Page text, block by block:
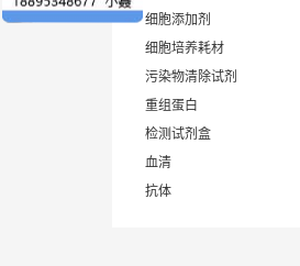
细胞添加剂
细胞培养耗材
污染物清除试剂
重组蛋白
检测试剂盒
血清
抗体